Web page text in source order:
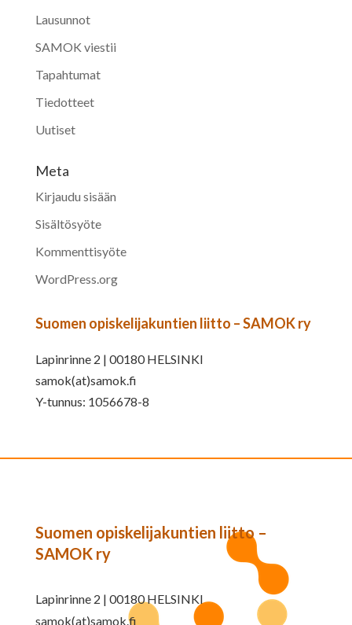
Lausunnot
SAMOK viestii
Tapahtumat
Tiedotteet
Uutiset
Meta
Kirjaudu sisään
Sisältösyöte
Kommenttisyöte
WordPress.org
Suomen opiskelijakuntien liitto – SAMOK ry
Lapinrinne 2 | 00180 HELSINKI
samok(at)samok.fi
Y-tunnus: 1056678-8
Suomen opiskelijakuntien liitto –
SAMOK ry
Lapinrinne 2 | 00180 HELSINKI
samok(at)samok.fi